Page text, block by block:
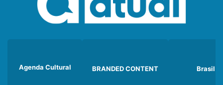
Agenda Cultural BRANDED CONTENT Brasil